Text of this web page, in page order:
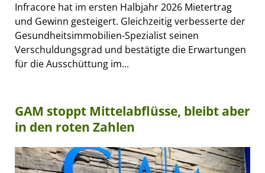
Infracore hat im ersten Halbjahr 2026 Mietertrag
und Gewinn gesteigert. Gleichzeitig verbesserte der
Gesundheitsimmobilien-Spezialist seinen
Verschuldungsgrad und bestätigte die Erwartungen
für die Ausschüttung im...
GAM stoppt Mittelabflüsse, bleibt aber
in den roten Zahlen